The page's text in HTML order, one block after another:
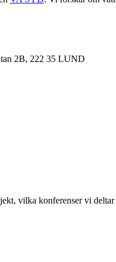
2B, 222 35 LUND
vilka konferenser vi